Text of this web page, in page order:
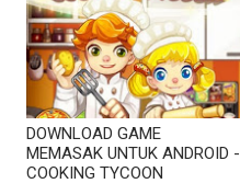
DOWNLOAD GAME
MEMASAK UNTUK ANDROID -
COOKING TYCOON